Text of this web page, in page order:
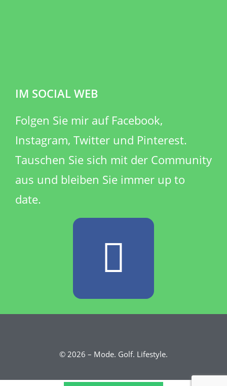
IM SOCIAL WEB
​Folgen Sie mir auf Facebook,
Instagram, Twitter und Pinterest.
Tauschen Sie sich mit der Community
aus und bleiben Sie immer up to
date.
© 2026 – Mode. Golf. Lifestyle.